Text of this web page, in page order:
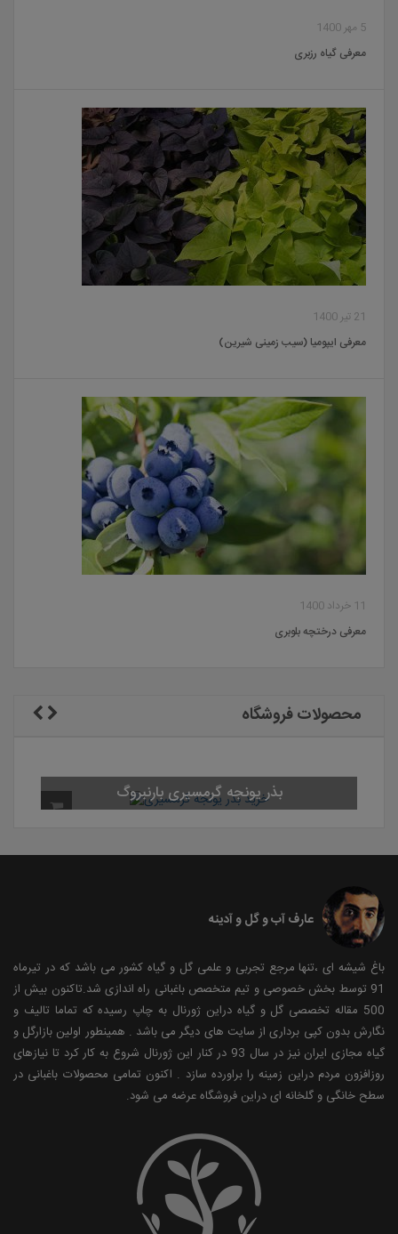
5 مهر 1400
معرفی گیاه رزبری
21 تیر 1400
معرفی ایپومیا (سیب زمینی شیرین)
11 خرداد 1400
معرفی درختچه بلوبری
محصولات فروشگاه
عارف آب و گل و آدینه
باغ شیشه ای ،تنها مرجع تجربی و علمی گل و گیاه کشور می باشد که در تیرماه
91 توسط بخش خصوصی و تیم متخصص باغبانی راه اندازی شد.تاکنون بیش از
500 مقاله تخصصی گل و گیاه دراین ژورنال به چاپ رسیده که تماما تالیف و
نگارش بدون کپی برداری از سایت های دیگر می باشد . همینطور اولین بازارگل و
گیاه مجازی ایران نیز در سال 93 در کنار این ژورنال شروع به کار کرد تا نیازهای
روزافزون مردم دراین زمینه را براورده سازد . اکنون تمامی محصولات باغبانی در
سطح خانگی و گلخانه ای دراین فروشگاه عرضه می شود.